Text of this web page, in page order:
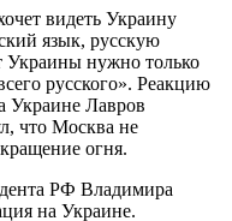
видеть Украину
язык, русскую
Украины нужно только
русского». Реакцию
Украине Лавров
что Москва не
огня.
РФ Владимира
на Украине.